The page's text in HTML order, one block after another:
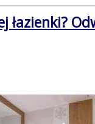
łazienki?